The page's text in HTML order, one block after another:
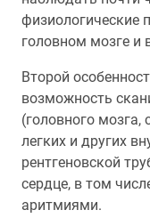
физиологические
головном мозге и
Второй
возможность
(головного мозга,
легких и других
рентгеновской
сердце, в том
аритмиями.